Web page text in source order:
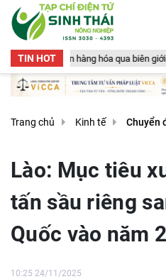
TIN HOT
hóa qua biên giới Quảng Trị: Nguy
Trang chủ Kinh tế Chuyển
Lào: Mục tiêu
tấn sầu riêng
Quốc vào năm
10:25 24/11/2025